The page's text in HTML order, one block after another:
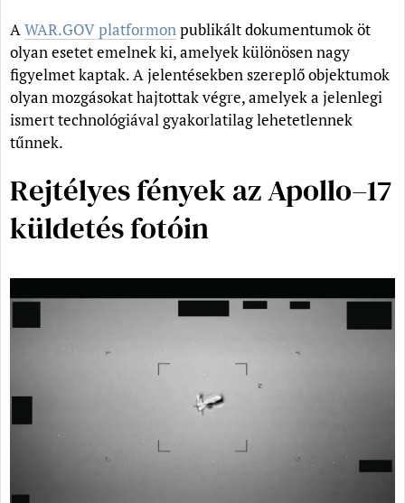
AWAR.GOV platformonpublikált dokumentumok öt
olyan esetet emelnek ki, amelyek különösen nagy
figyelmet kaptak. A jelentésekben szereplő objektumok
olyan mozgásokat hajtottak végre, amelyek a jelenlegi
ismert technológiával gyakorlatilag lehetetlennek
tűnnek.
Rejtélyes fények az Apollo–17
küldetés fotóin